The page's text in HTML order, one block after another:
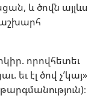
և ծովն այլևս
աշխարհ
որովհետեւ
եւ էլ ծով չ’կայ»